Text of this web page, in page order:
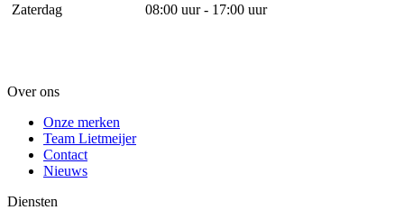
Zaterdag
08:00 uur - 17:00 uur
Over ons
Onze merken
Team Lietmeijer
Contact
Nieuws
Diensten